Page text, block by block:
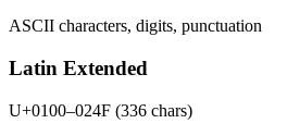
ASCII characters, digits, punctuation
Latin Extended
U+0100–024F (336 chars)